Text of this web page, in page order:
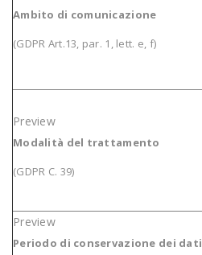
Ambito di comunicazione
(GDPR Art.13, par. 1, lett. e, f)
Modalità del trattamento
(GDPR C. 39)
Periodo di conservazione dei dati